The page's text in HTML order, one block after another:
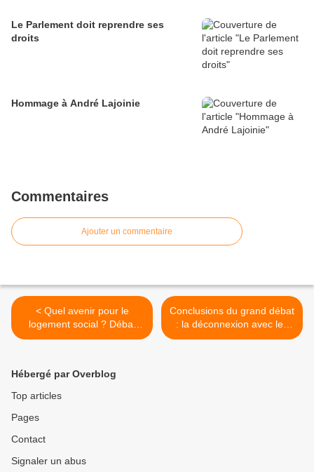
Le Parlement doit reprendre ses
droits
Hommage à André Lajoinie
Commentaires
Ajouter un commentaire
< Quel avenir pour le
logement social ? Débat
public du 1er mars 2019 à
Conclusions du grand débat
: la déconnexion avec les
revendications de notre
Hébergé par Overblog
Top articles
Pages
Contact
Signaler un abus